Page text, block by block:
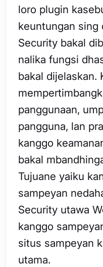
loro plugin
keuntungan sing
Security bakal
nalika fungsi
bakal dijelaskan.
panggunaan,
pangguna, lan
kanggo
bakal
Tujuane yaiku
sampeyan
Security utawa
kanggo
situs sampeyan
utama.